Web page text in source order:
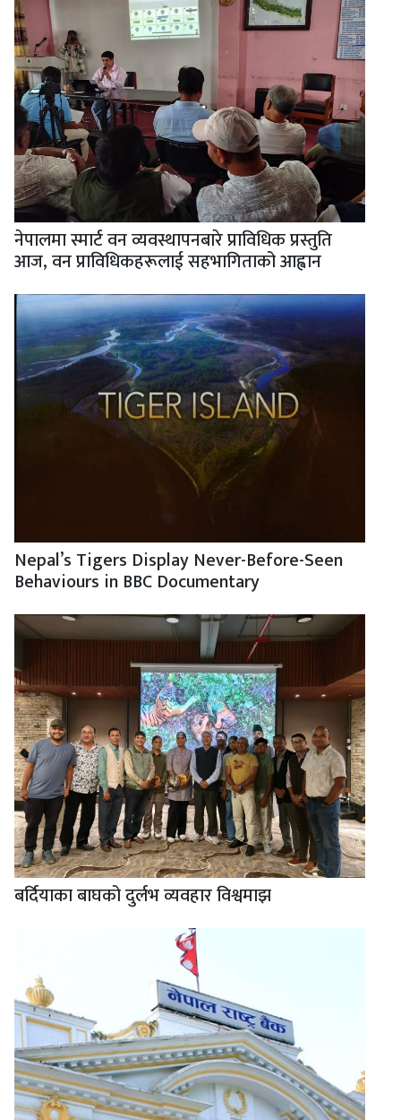
नेपालमा स्मार्ट वन व्यवस्थापनबारे प्राविधिक प्रस्तुति
आज, वन प्राविधिकहरूलाई सहभागिताको आह्वान
Nepal’s Tigers Display Never-Before-Seen
Behaviours in BBC Documentary
बर्दियाका बाघको दुर्लभ व्यवहार विश्वमाझ